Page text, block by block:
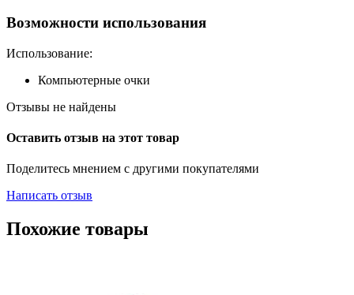
Возможности использования
Использование:
Компьютерные очки
Отзывы не найдены
Оставить отзыв на этот товар
Поделитесь мнением с другими покупателями
Написать отзыв
Похожие товары